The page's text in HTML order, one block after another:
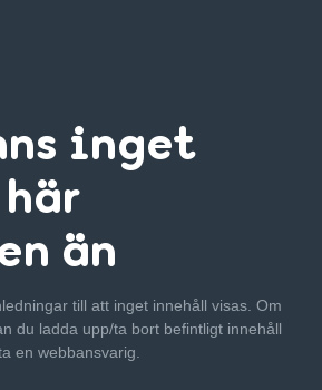
inget
än
till att inget innehåll visas. Om
du ladda upp/ta bort befintligt innehåll
en webbansvarig.